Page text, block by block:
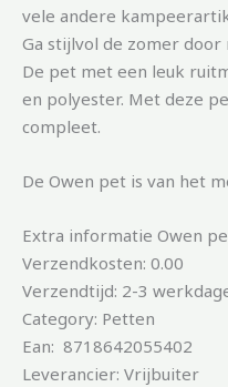
vele andere
Ga stijlvol de zomer door
De pet met een leuk
en polyester. Met deze
compleet.
De Owen pet is van het
Extra informatie Owen
Verzendkosten: 0.00
Verzendtijd: 2-3
Category: Petten
Ean: 8718642055402
Leverancier: Vrijbuiter